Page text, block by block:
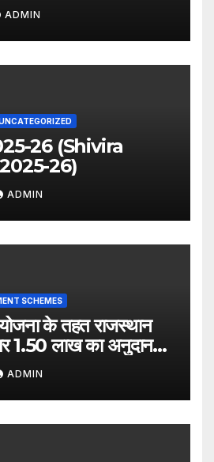
ADMIN
26 (Shivira
26)
ADMIN
SCHEMES
योजना के तहत राजस्थान
1.50 लाख का अनुदान
ADMIN